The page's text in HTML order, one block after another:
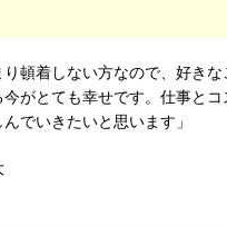
り頓着しない方なので、好き
がとても幸せです。仕事と
でいきたいと思います」